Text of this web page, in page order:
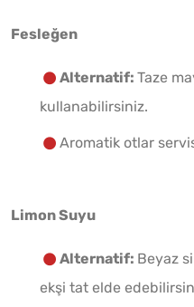
Fesleğen
Alternatif: Taze
kullanabilirsiniz.
Aromatik otlar
Limon Suyu
Alternatif: Beyaz
ekşi tat elde